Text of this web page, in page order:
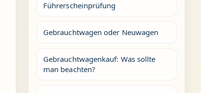
Führerscheinprüfung
Gebrauchtwagen oder Neuwagen
Gebrauchtwagenkauf: Was sollte
man beachten?